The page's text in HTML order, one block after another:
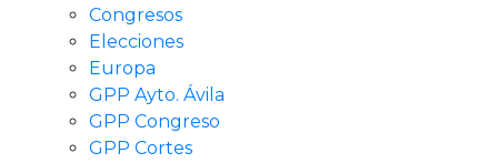
Congresos
Elecciones
Europa
GPP Ayto. Ávila
GPP Congreso
GPP Cortes